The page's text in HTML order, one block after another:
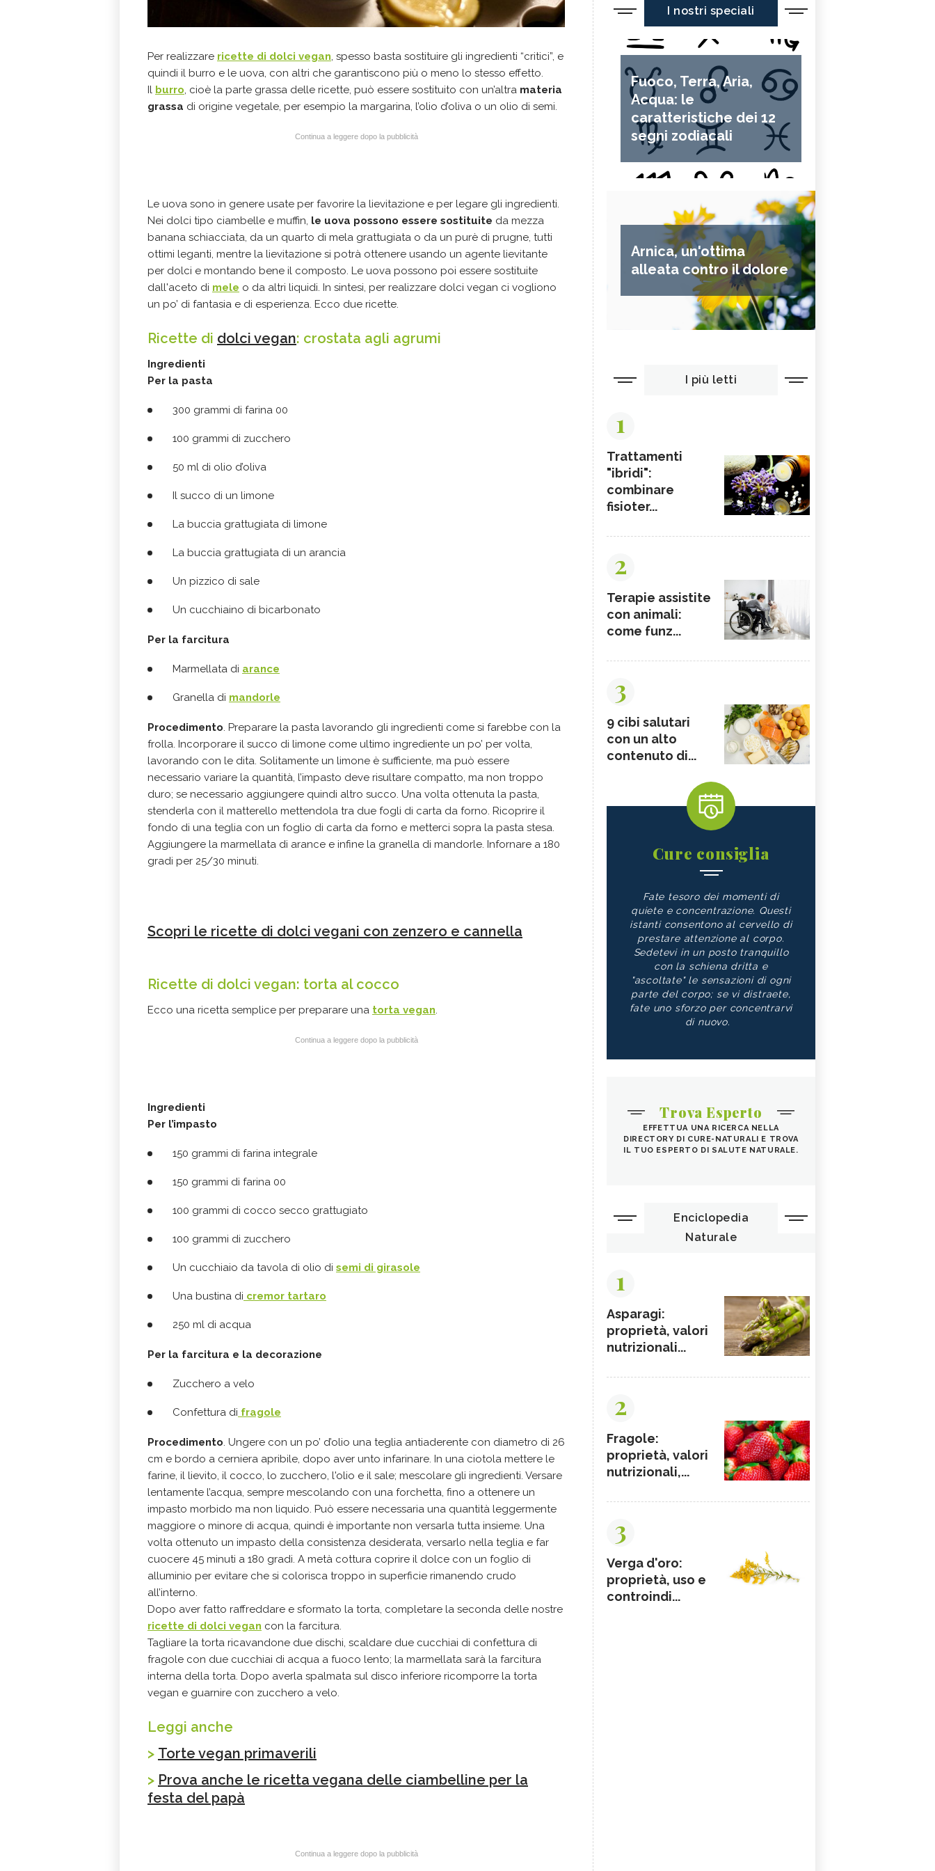
Per realizzare ricette di dolci vegan, spesso basta sostituire gli ingredienti “critici”, e
quindi il burro e le uova, con altri che garantiscono più o meno lo stesso effetto.
Il burro, cioè la parte grassa delle ricette, può essere sostituito con un’altra materia
grassa di origine vegetale, per esempio la margarina, l’olio d’oliva o un olio di semi.
Continua a leggere dopo la pubblicità
Le uova sono in genere usate per favorire la lievitazione e per legare gli ingredienti.
Nei dolci tipo ciambelle e muffin, le uova possono essere sostituite da mezza
banana schiacciata, da un quarto di mela grattugiata o da un purè di prugne, tutti
ottimi leganti, mentre la lievitazione si potrà ottenere usando un agente lievitante
per dolci e montando bene il composto. Le uova possono poi essere sostituite
dall'aceto di mele o da altri liquidi. In sintesi, per realizzare dolci vegan ci vogliono
un po’ di fantasia e di esperienza. Ecco due ricette.
Ricette di dolci vegan: crostata agli agrumi
Ingredienti
Per la pasta
300 grammi di farina 00
100 grammi di zucchero
50 ml di olio d’oliva
Il succo di un limone
La buccia grattugiata di limone
La buccia grattugiata di un arancia
Un pizzico di sale
Un cucchiaino di bicarbonato
Per la farcitura
Marmellata di arance
Granella di mandorle
Procedimento. Preparare la pasta lavorando gli ingredienti come si farebbe con la
frolla. Incorporare il succo di limone come ultimo ingrediente un po’ per volta,
lavorando con le dita. Solitamente un limone è sufficiente, ma può essere
necessario variare la quantità, l’impasto deve risultare compatto, ma non troppo
duro; se necessario aggiungere quindi altro succo. Una volta ottenuta la pasta,
stenderla con il matterello mettendola tra due fogli di carta da forno. Ricoprire il
fondo di una teglia con un foglio di carta da forno e metterci sopra la pasta stesa.
Aggiungere la marmellata di arance e infine la granella di mandorle. Infornare a 180
gradi per 25/30 minuti.
Scopri le ricette di dolci vegani con zenzero e cannella
Ricette di dolci vegan: torta al cocco
Ecco una ricetta semplice per preparare una torta vegan.
Continua a leggere dopo la pubblicità
Ingredienti
Per l’impasto
150 grammi di farina integrale
150 grammi di farina 00
100 grammi di cocco secco grattugiato
100 grammi di zucchero
Un cucchiaio da tavola di olio di semi di girasole
Una bustina di cremor tartaro
250 ml di acqua
Per la farcitura e la decorazione
Zucchero a velo
Confettura di fragole
Procedimento. Ungere con un po’ d’olio una teglia antiaderente con diametro di 26
cm e bordo a cerniera apribile, dopo aver unto infarinare. In una ciotola mettere le
farine, il lievito, il cocco, lo zucchero, l'olio e il sale; mescolare gli ingredienti. Versare
lentamente l’acqua, sempre mescolando con una forchetta, fino a ottenere un
impasto morbido ma non liquido. Può essere necessaria una quantità leggermente
maggiore o minore di acqua, quindi è importante non versarla tutta insieme. Una
volta ottenuto un impasto della consistenza desiderata, versarlo nella teglia e far
cuocere 45 minuti a 180 gradi. A metà cottura coprire il dolce con un foglio di
alluminio per evitare che si colorisca troppo in superficie rimanendo crudo
all’interno.
Dopo aver fatto raffreddare e sformato la torta, completare la seconda delle nostre
ricette di dolci vegan con la farcitura.
Tagliare la torta ricavandone due dischi, scaldare due cucchiai di confettura di
fragole con due cucchiai di acqua a fuoco lento; la marmellata sarà la farcitura
interna della torta. Dopo averla spalmata sul disco inferiore ricomporre la torta
vegan e guarnire con zucchero a velo.
Leggi anche
> Torte vegan primaverili
> Prova anche le ricetta vegana delle ciambelline per la
festa del papà
Continua a leggere dopo la pubblicità
I nostri speciali
Fuoco, Terra, Aria,
Acqua: le
caratteristiche dei 12
segni zodiacali
Arnica, un'ottima
alleata contro il dolore
I più letti
1
Trattamenti
"ibridi":
combinare
fisioter...
2
Terapie assistite
con animali:
come funz...
3
9 cibi salutari
con un alto
contenuto di...
Cure consiglia
Fate tesoro dei momenti di
quiete e concentrazione. Questi
istanti consentono al cervello di
prestare attenzione al corpo.
Sedetevi in un posto tranquillo
con la schiena dritta e
"ascoltate" le sensazioni di ogni
parte del corpo; se vi distraete,
fate uno sforzo per concentrarvi
di nuovo.
Trova Esperto
EFFETTUA UNA RICERCA NELLA
DIRECTORY DI CURE-NATURALI E TROVA
IL TUO ESPERTO DI SALUTE NATURALE.
Enciclopedia
Naturale
1
Asparagi:
proprietà, valori
nutrizionali...
2
Fragole:
proprietà, valori
nutrizionali,...
3
Verga d'oro:
proprietà, uso e
controindi...